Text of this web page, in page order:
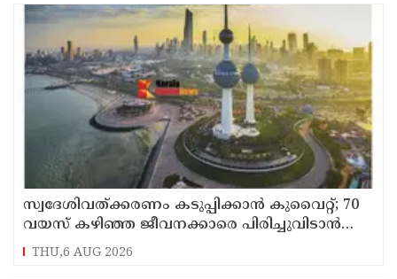
സ്വദേശിവത്ക്കരണം കടുപ്പിക്കാന്‍ കുവൈറ്റ്; 70
വയസ് കഴിഞ്ഞ ജീവനക്കാരെ പിരിച്ചുവിടാന്‍
തീരുമാനം
THU,6 AUG 2026